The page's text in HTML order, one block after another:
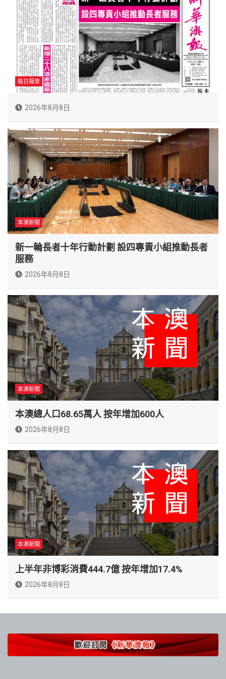
每日報章
2026年8月8日
本澳新聞
新一輪長者十年行動計劃 設四專責小組推動長者
服務
2026年8月8日
本澳新聞
本澳總人口68.65萬人 按年增加600人
2026年8月8日
本澳新聞
上半年非博彩消費444.7億 按年增加17.4%
2026年8月8日